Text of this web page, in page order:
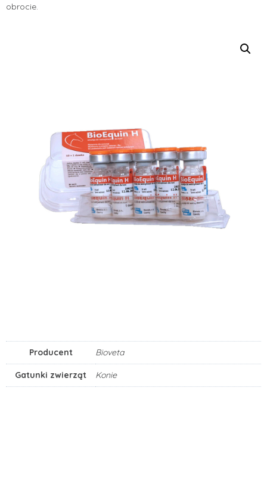
obrocie.
Producent Bioveta
Gatunki zwierząt Konie